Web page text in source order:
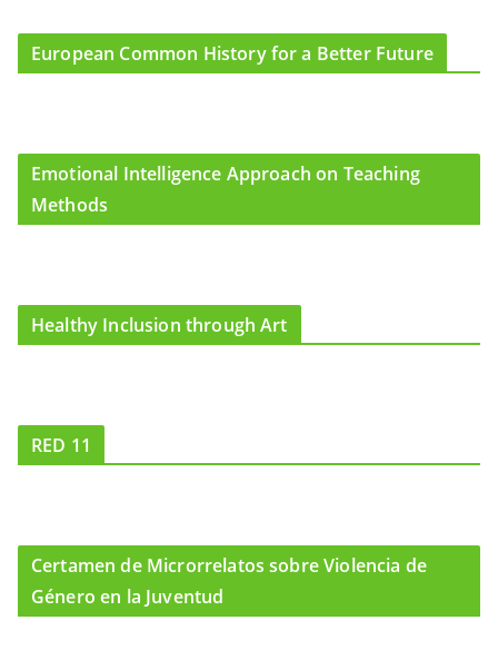
m
European Common History for a Better Future
Emotional Intelligence Approach on Teaching
Methods
Healthy Inclusion through Art
RED 11
Certamen de Microrrelatos sobre Violencia de
Género en la Juventud